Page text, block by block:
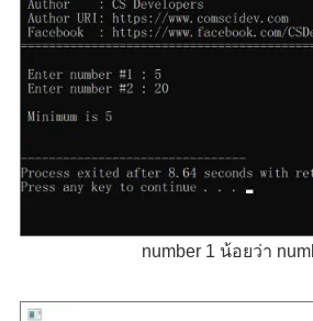
number 1 น้อยว่า